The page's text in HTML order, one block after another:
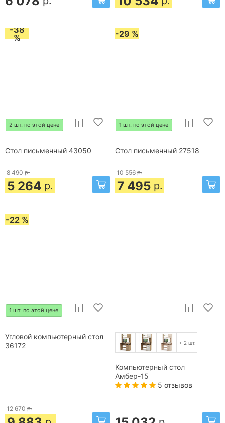
-38
%
2 шт. по этой цене
Стол письменный 43050
8 490 р.
5 264 р.
-29 %
1 шт. по этой цене
Стол письменный 27518
10 556 р.
7 495 р.
-22 %
1 шт. по этой цене
Угловой компьютерный стол
36172
12 670 р.
+ 2 шт.
Компьютерный стол
Амбер-15
5 отзывов